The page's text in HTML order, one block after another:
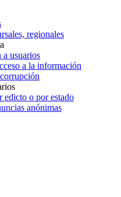
regionales
a usuarios
a la información
edicto o por estado
anónimas